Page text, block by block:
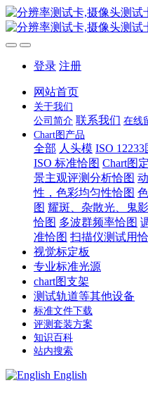
登录 注册
网站首页
关于我们
公司简介 联系我们 在线
Chart图产品
全部 人头模 ISO
ISO 标准恰图 Chart图
景主观评测分析恰图
性，色彩均匀性恰图
图 耀斑、杂散光、鬼
恰图 多波群频率恰图
准恰图 扫描仪测试用
视觉标定板
专业标准光源
chart图支架
测试轨道等其他设备
标准文件下载
评测套装方案
知识百科
站内搜索
English